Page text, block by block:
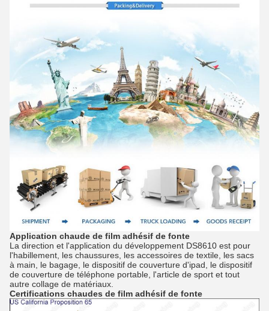
Application chaude de film adhésif de fonte
La direction et l'application du développement DS8610 est pour
l'habillement, les chaussures, les accessoires de textile, les sacs
à main, le bagage, le dispositif de couverture d'ipad, le dispositif
de couverture de téléphone portable, l'article de sport et tout
autre collage de matériaux.
Certifications chaudes de film adhésif de fonte